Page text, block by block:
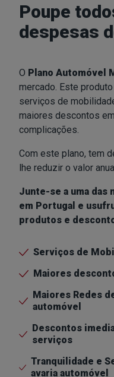
Poupe
despesas
O Plano Automóvel
mercado. Este
serviços de
maiores descontos
complicações.
Com este plano, tem
lhe reduzir o valor
Junte-se a uma das
em Portugal e
produtos e
Serviços de
Maiores
Maiores Redes
automóvel
Descontos
serviços
Tranquilidade e
avaria automóvel